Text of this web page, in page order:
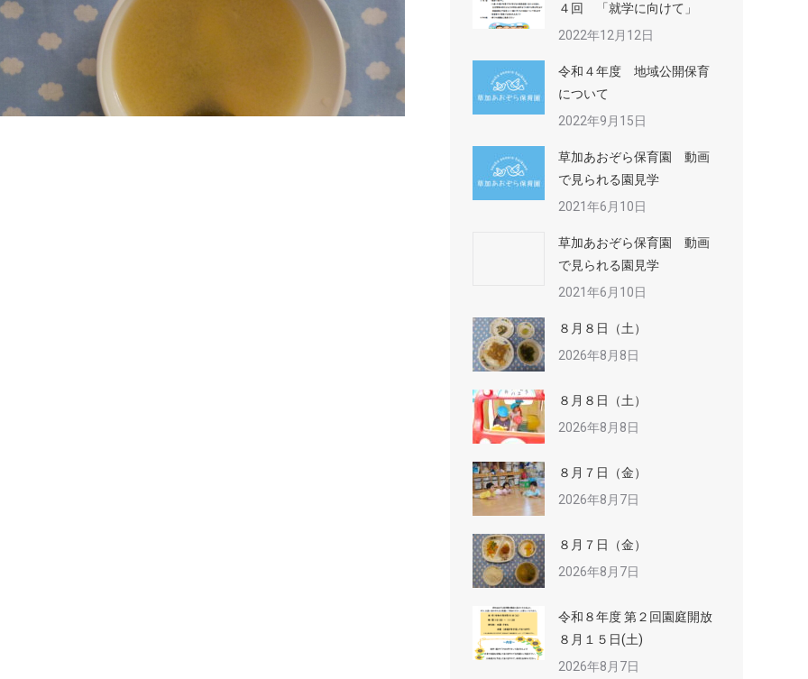
４回 「就学に向けて」
2022年12月12日
令和４年度 地域公開保育
について
2022年9月15日
草加あおぞら保育園 動画
で見られる園見学
2021年6月10日
草加あおぞら保育園 動画
で見られる園見学
2021年6月10日
８月８日（土）
2026年8月8日
８月８日（土）
2026年8月8日
８月７日（金）
2026年8月7日
８月７日（金）
2026年8月7日
令和８年度 第２回園庭開放
８月１５日(土)
2026年8月7日